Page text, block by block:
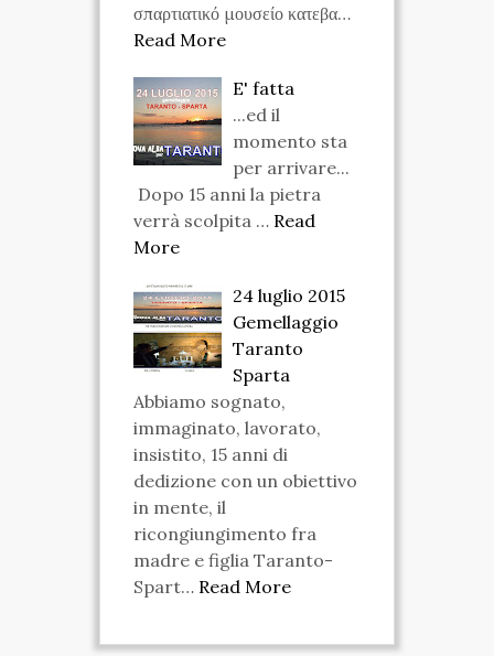
σπαρτιατικό μουσείο κατεβα…
Read More
E' fatta
...ed il
momento sta
per arrivare...
Dopo 15 anni la pietra
verrà scolpita … Read
More
24 luglio 2015
Gemellaggio
Taranto
Sparta
Abbiamo sognato,
immaginato, lavorato,
insistito, 15 anni di
dedizione con un obiettivo
in mente, il
ricongiungimento fra
madre e figlia Taranto-
Spart… Read More